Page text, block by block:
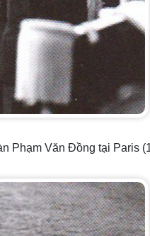
Phạm Văn Đồng tại Paris